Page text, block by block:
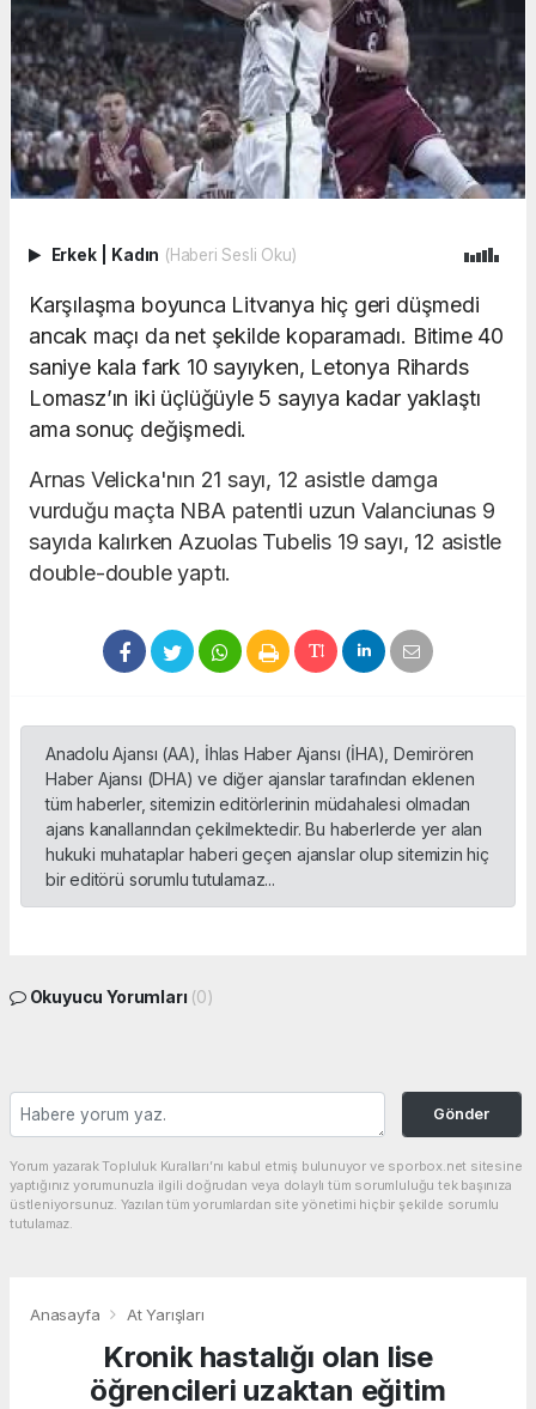
Erkek Kadın (Haberi Sesli Oku)
Karşılaşma boyunca Litvanya hiç geri düşmedi
ancak maçı da net şekilde koparamadı. Bitime 40
saniye kala fark 10 sayıyken, Letonya Rihards
Lomasz’ın iki üçlüğüyle 5 sayıya kadar yaklaştı
ama sonuç değişmedi.
Arnas Velicka'nın 21 sayı, 12 asistle damga
vurduğu maçta NBA patentli uzun Valanciunas 9
sayıda kalırken Azuolas Tubelis 19 sayı, 12 asistle
double-double yaptı.
Anadolu Ajansı (AA), İhlas Haber Ajansı (İHA), Demirören
Haber Ajansı (DHA) ve diğer ajanslar tarafından eklenen
tüm haberler, sitemizin editörlerinin müdahalesi olmadan
ajans kanallarından çekilmektedir. Bu haberlerde yer alan
hukuki muhataplar haberi geçen ajanslar olup sitemizin hiç
bir editörü sorumlu tutulamaz...
Okuyucu Yorumları (0)
Gönder
Yorum yazarak Topluluk Kuralları’nı kabul etmiş bulunuyor ve sporbox.net sitesine
yaptığınız yorumunuzla ilgili doğrudan veya dolaylı tüm sorumluluğu tek başınıza
üstleniyorsunuz. Yazılan tüm yorumlardan site yönetimi hiçbir şekilde sorumlu
tutulamaz.
Anasayfa At Yarışları
Kronik hastalığı olan lise
öğrencileri uzaktan eğitim